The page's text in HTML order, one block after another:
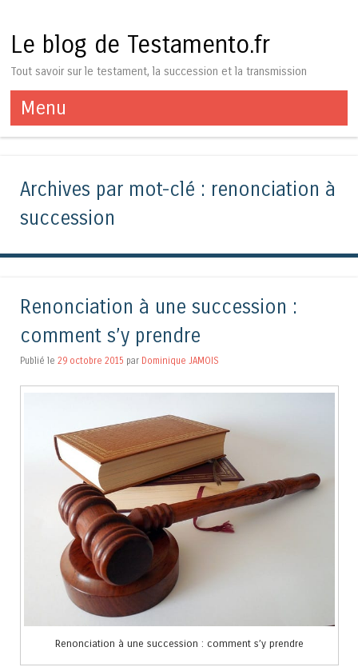
Le blog de Testamento.fr
Tout savoir sur le testament, la succession et la transmission
Menu
Aller au contenu
Archives par mot-clé : renonciation à
succession
Renonciation à une succession :
comment s’y prendre
Publié le 29 octobre 2015 par Dominique JAMOIS
Renonciation à une succession : comment s’y prendre